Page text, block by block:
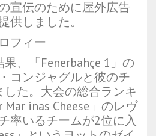
宣伝のために屋外広告
供しました。
フィー
、「Fenerbahçe 1」の
コンジャグルと彼のチ
た。大会の総合ランキ
inas Cheese」のレヴ
率いるチームが2位に入